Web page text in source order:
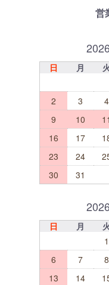
営
日 月
2
3 4
9
10 11
16
17
23
24
30
31
日 月
1
6
7 8
13
14